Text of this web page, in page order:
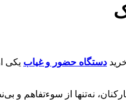
دستگاه حضور و غیاب یکی
نه‌تنها از سوءتفاهم و